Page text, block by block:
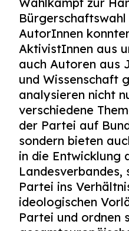
Bürgerschaftswahl
AutorInnen
AktivistInnen aus
auch Autoren aus
und Wissenschaft
analysieren nicht
verschiedene
der Partei auf
sondern bieten
in die Entwicklung
Landesverbandes,
Partei ins
ideologischen
Partei und ordnen